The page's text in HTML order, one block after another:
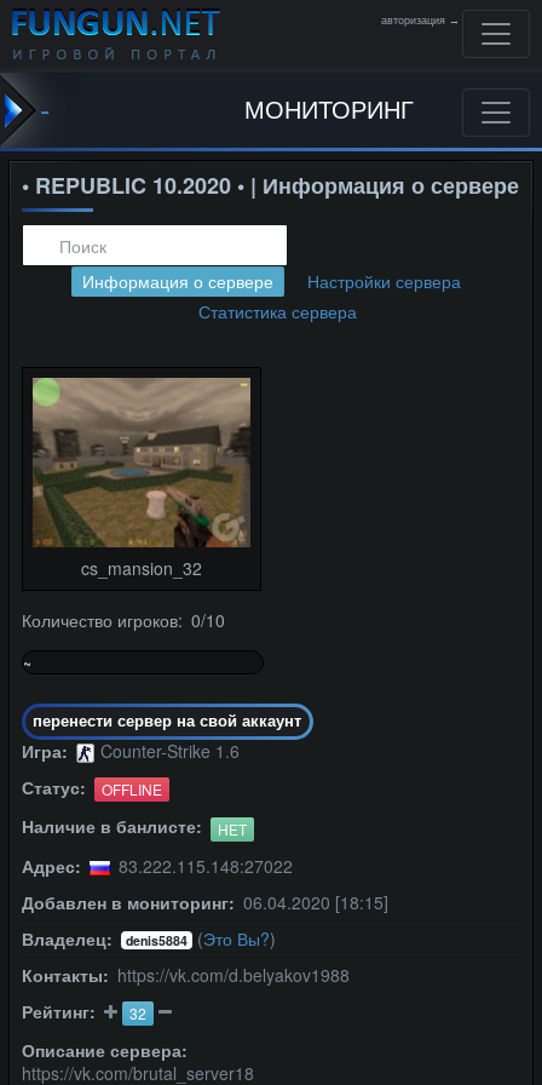
авторизация →
- МОНИТОРИНГ
• REPUBLIC 10.2020 • | Информация о сервере
Информация о сервере
Настройки сервера
Статистика сервера
cs_mansion_32
Количество игроков: 0/10
~
перенести сервер на свой аккаунт
Игра:
Counter-Strike 1.6
Статус:
OFFLINE
Наличие в банлисте: НЕТ
Адрес:
83.222.115.148:27022
Добавлен в мониторинг: 06.04.2020 [18:15]
Владелец:
denis5884 (Это Вы?)
Контакты: https://vk.com/d.belyakov1988
Рейтинг:
32
Описание сервера:
https://vk.com/brutal_server18